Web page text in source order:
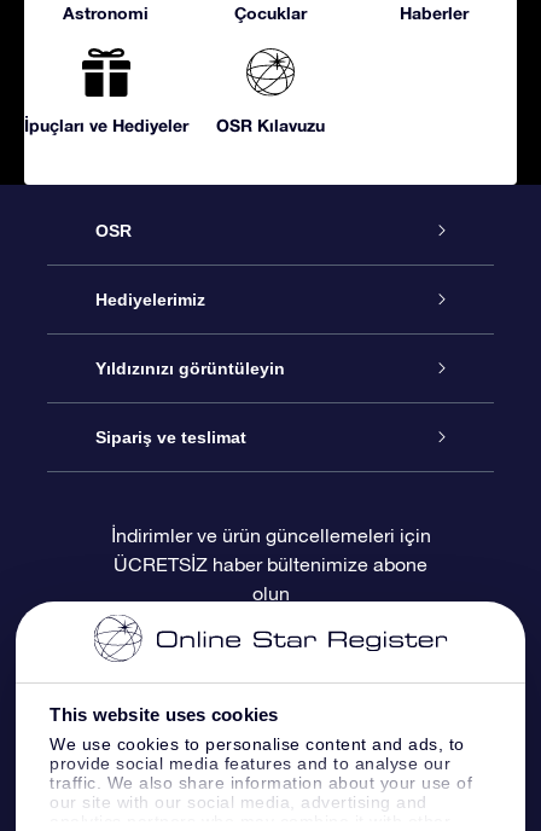
This website uses cookies
We use cookies to personalise content and ads, to
provide social media features and to analyse our
traffic. We also share information about your use of
our site with our social media, advertising and
Astronomi Çocuklar Haberler
İpuçları ve Hediyeler OSR Kılavuzu
OSR
Hizmet
İletişim
Blogu
Değerlendirmeler
Hediyelerimiz
Çevrimiçi Yıldız Hediyesi
OSR Hediye Paketi
OSR Hediye Kartı
Kurumsal hediyeler
Yıldızınızı görüntüleyin
Star Register
Kişiselleştirilmiş Yıldız Sayfası
Bir Milyon Yıldız
OSR Starsaver
Fly me to the stars VR sanal gerçeklik
uygulaması
Sipariş ve teslimat
Ödeme bilgileri
Sevkiyat bilgileri
İade Politikası
Takımyıldızı
İndirimler ve ürün güncellemeleri için
ÜCRETSİZ haber bültenimize abone
olun